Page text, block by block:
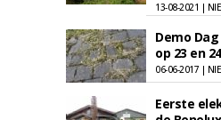
13-08-2021 |
Demo
op 23 en
06-06-2017 |
Eerste